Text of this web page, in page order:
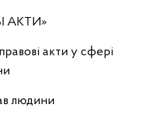
АКТИ»
акти у сфері
людини